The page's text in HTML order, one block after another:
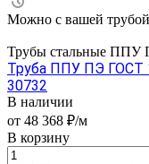
Можно с вашей трубой
Трубы стальные ППУ
Труба ППУ ПЭ ГОСТ
30732
В наличии
от 48 368 ₽/м
В корзину